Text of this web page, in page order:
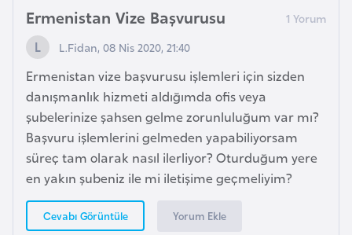
Ermenistan Vize Başvurusu
L.Fidan, 08 Nis 2020, 21:40
Ermenistan vize başvurusu işlemleri için sizden
danışmanlık hizmeti aldığımda ofis veya
şubelerinize şahsen gelme zorunluluğum var mı?
Başvuru işlemlerini gelmeden yapabiliyorsam
süreç tam olarak nasıl ilerliyor? Oturduğum yere
en yakın şubeniz ile mi iletişime geçmeliyim?
Cevabı Görüntüle Yorum Ekle
p
y
a
F
i
l
d
i
ş
i